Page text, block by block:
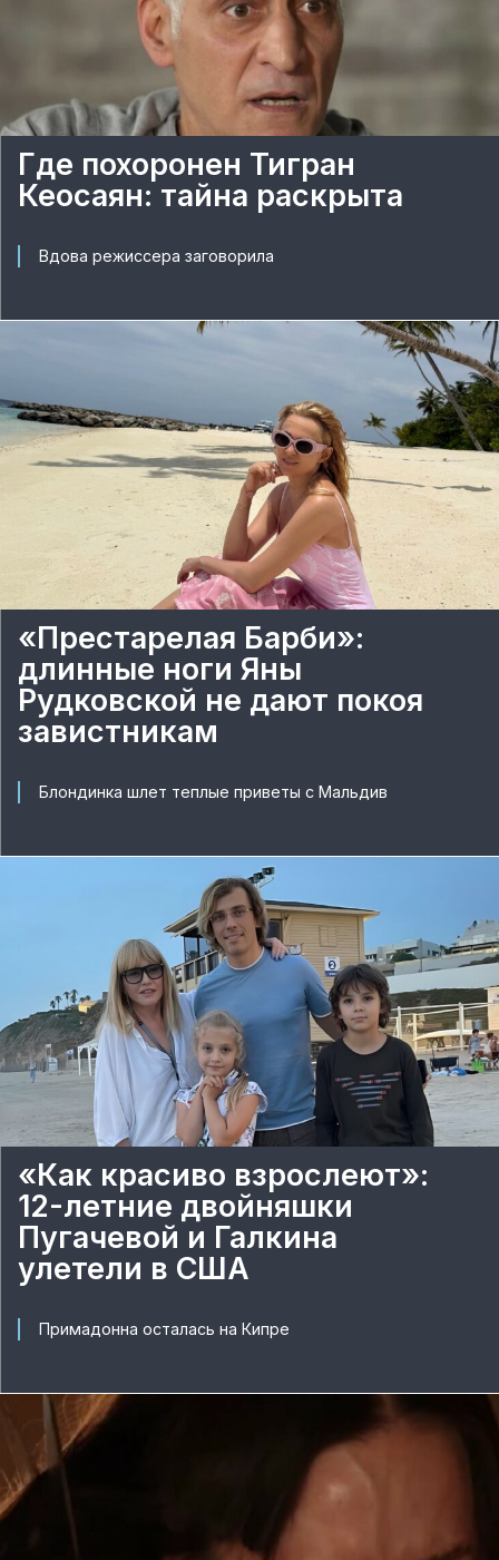
Где похоронен Тигран
Кеосаян: тайна раскрыта
Вдова режиссера заговорила
«Престарелая Барби»:
длинные ноги Яны
Рудковской не дают покоя
завистникам
Блондинка шлет теплые приветы с Мальдив
«Как красиво взрослеют»:
12-летние двойняшки
Пугачевой и Галкина
улетели в США
Примадонна осталась на Кипре